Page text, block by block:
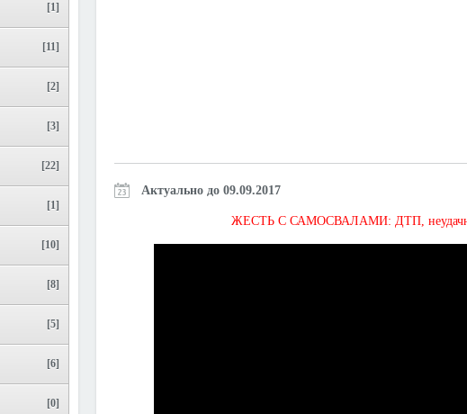
[1]
[11]
[2]
[3]
[22]
[1]
[10]
[8]
[5]
[6]
[0]
Актуально до 09.09.2017
ЖЕСТЬ С САМОСВАЛАМИ: ДТП,